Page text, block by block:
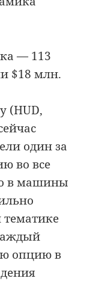
— 113
$18 млн.
(HUD,
один за
во все
в машины
тематике
опцию в